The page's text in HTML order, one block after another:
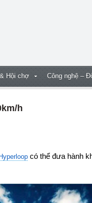
Hội chợ Công nghệ –
h
Hyperloop có thể đưa hành